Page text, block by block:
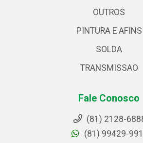
OUTROS
PINTURA E AFINS
SOLDA
TRANSMISSAO
Fale Conosco
(81) 2128-
(81) 99429-